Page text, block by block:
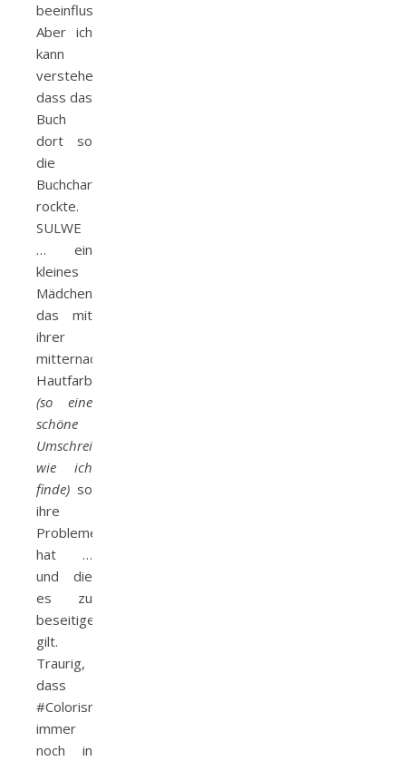
beeinflusst.
Aber ich
kann
verstehen,
dass das
Buch
dort so
die
Buchcharts
rockte.
SULWE
… ein
kleines
Mädchen,
das mit
ihrer
mitternachtsfarbenen
Hautfarbe
(so eine
schöne
Umschreibung,
wie ich
finde) so
ihre
Probleme
hat …
und die
es zu
beseitigen
gilt.
Traurig,
dass
#Colorism
immer
noch in